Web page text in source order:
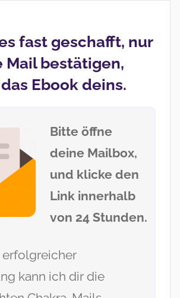
fast geschafft, nur
Mail bestätigen,
Ebook deins.
Bitte öffne
deine Mailbox,
und klicke den
Link innerhalb
von 24 Stunden.
erfolgreicher
kann ich dir die